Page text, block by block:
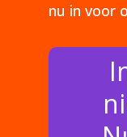
nu in voor